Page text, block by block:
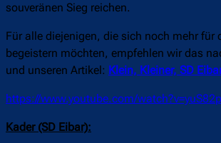
souveränen Sieg reichen.
Für alle diejenigen, die sich noch mehr für
begeistern möchten, empfehlen wir das
und unseren Artikel: Klein, Kleiner, SD
https://www.youtube.com/
Kader (SD Eibar):